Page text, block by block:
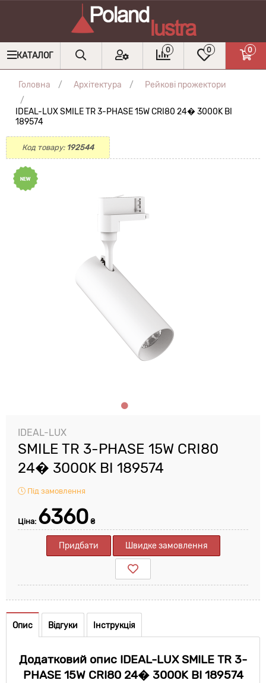
КАТАЛОГ
0 0 0
Головна Архітектура Рейкові прожектори
IDEAL-LUX SMILE TR 3-PHASE 15W CRI80 24� 3000K BI
189574
Код товару: 192544
IDEAL-LUX
SMILE TR 3-PHASE 15W CRI80
24� 3000K BI 189574
Під замовлення
Ціна: 6360 ₴
Придбати Швидке замовлення
Опис Відгуки Інструкція
Додатковий опис IDEAL-LUX SMILE TR 3-
PHASE 15W CRI80 24� 3000K BI 189574